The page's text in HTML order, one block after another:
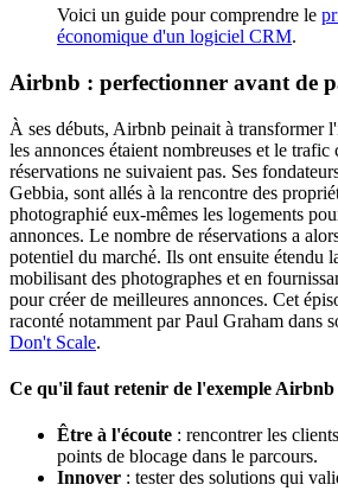
Voici un guide pour comprendre le
économique d'un logiciel CRM.
Airbnb : perfectionner avant de
À ses débuts, Airbnb peinait à transformer
les annonces étaient nombreuses et le trafic
réservations ne suivaient pas. Ses
Gebbia, sont allés à la rencontre des
photographié eux-mêmes les logements
annonces. Le nombre de réservations a
potentiel du marché. Ils ont ensuite étendu
mobilisant des photographes et en
pour créer de meilleures annonces. Cet
raconté notamment par Paul Graham dans
Don't Scale.
Ce qu'il faut retenir de l'exemple Airbnb
Être à l'écoute : rencontrer les
points de blocage dans le parcours.
Innover : tester des solutions qui